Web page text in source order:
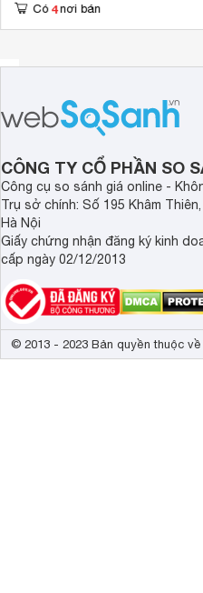
Có 4 nơi bán
CÔNG TY CỔ PHẦN SO
Công cụ so sánh giá online -
Trụ sở chính: Số 195 Khâm
Hà Nội
Giấy chứng nhận đăng ký kinh
cấp ngày 02/12/2013
© 2013 - 2023 Bản quyền thuộc